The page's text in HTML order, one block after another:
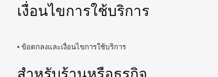
เงื่อนไขการใช้บริการ
• ข้อตกลงและเงื่อนไขการใช้บริการ
สำหรับร้านหรือธุรกิจ